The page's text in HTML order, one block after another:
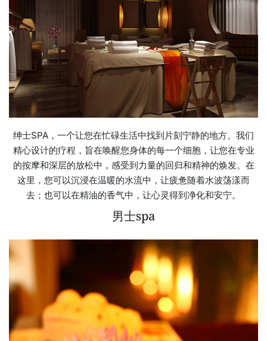
绅士SPA，一个让您在忙碌生活中找到片刻宁静的地方。我们
精心设计的疗程，旨在唤醒您身体的每一个细胞，让您在专业
的按摩和深层的放松中，感受到力量的回归和精神的焕发。在
这里，您可以沉浸在温暖的水流中，让疲惫随着水波荡漾而
去；也可以在精油的香气中，让心灵得到净化和安宁。
男士spa